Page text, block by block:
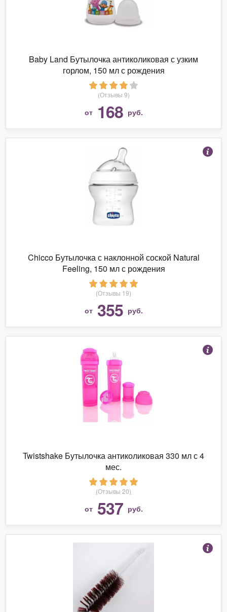
Baby Land Бутылочка антиколиковая с узким
горлом, 150 мл с рождения
(Отзывы 9)
от 168 руб.
Chicco Бутылочка с наклонной соской Natural
Feeling, 150 мл с рождения
(Отзывы 19)
от 355 руб.
Twistshake Бутылочка антиколиковая 330 мл с 4
мес.
(Отзывы 20)
от 537 руб.